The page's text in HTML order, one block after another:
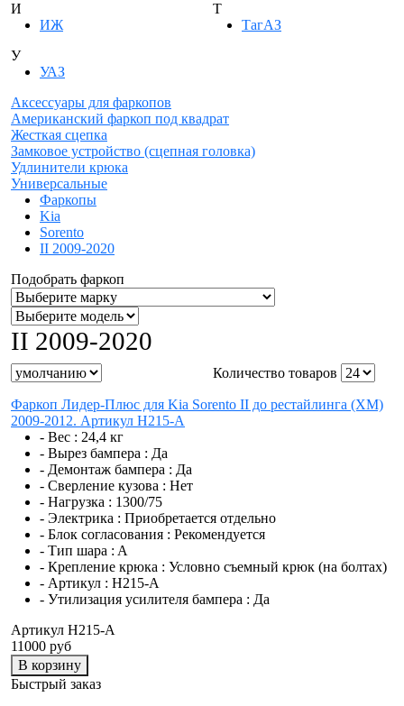
И
ИЖ
Т
ТагАЗ
У
УАЗ
Аксессуары для фаркопов
Американский фаркоп под квадрат
Жесткая сцепка
Замковое устройство (сцепная головка)
Удлинители крюка
Универсальные
Фаркопы
Kia
Sorento
II 2009-2020
Подобрать фаркоп
II 2009-2020
Количество товаров
Фаркоп Лидер-Плюс для Kia Sorento II до рестайлинга (XM)
2009-2012. Артикул H215-A
- Вес : 24,4 кг
- Вырез бампера : Да
- Демонтаж бампера : Да
- Сверление кузова : Нет
- Нагрузка : 1300/75
- Электрика : Приобретается отдельно
- Блок согласования : Рекомендуется
- Тип шара : A
- Крепление крюка : Условно съемный крюк (на болтах)
- Артикул : H215-A
- Утилизация усилителя бампера : Да
Артикул H215-A
11000 руб
В корзину
Быстрый заказ